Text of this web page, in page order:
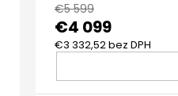
€5 599
€4 099
€3 332,52 bez DPH